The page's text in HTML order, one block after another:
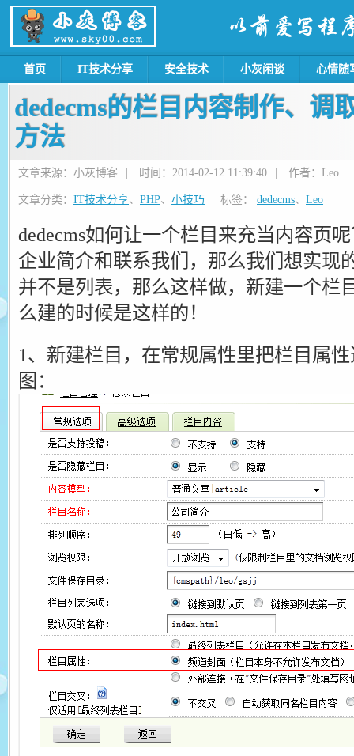
首页 IT技术分享 安全技术 小灰闲谈 心情随
dedecms的栏目内容制作、调
方法
文章来源：小灰博客 时间：2014-02-12 11:39:40 作者：Leo
文章分类： IT技术分享、 PHP、 小技巧 标签： dedecms、 Leo
dedecms如何让一个栏目来充当内容页
企业简介和联系我们，那么我们想实现
并不是列表，那么这样做，新建一个栏
么建的时候是这样的！
1、新建栏目，在常规属性里把栏目属
图：